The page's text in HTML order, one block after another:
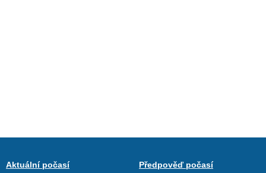
Aktuální počasí
Předpověď počasí